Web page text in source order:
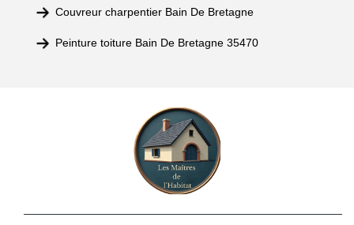
Couvreur charpentier Bain De Bretagne
Peinture toiture Bain De Bretagne 35470